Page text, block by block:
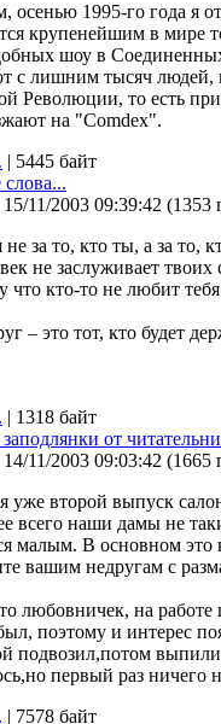
осенью 1995-го года я
крупенейшим в мире
шоу в
с лишним тысяч
Революции, то есть
на "Comdex".
| 5445 байт
15/11/2003 09:39:42 (1353
за то, кто ты, а за то,
не заслуживает твоих
что кто-то не любит
– это тот, кто будет
| 1318 байт
от
14/11/2003 09:03:42 (1665
уже второй выпуск
всего наши дамы не
малым. В основном
вашим недругам с
любовничек, на
поэтому и интерес
подвозил,потом
первый раз ничего
| 7578 байт